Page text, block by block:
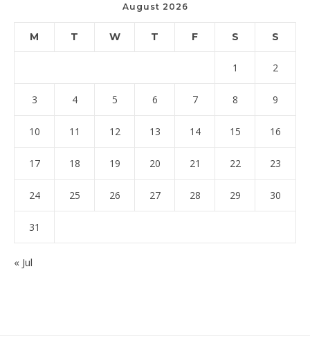
August 2026
M T W T F S S
1 2
3 4 5 6 7 8 9
10 11 12 13 14 15 16
17 18 19 20 21 22 23
24 25 26 27 28 29 30
31
« Jul